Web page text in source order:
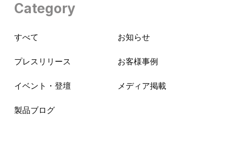
Category
すべて お知らせ
プレスリリース お客様事例
イベント・登壇 メディア掲載
製品ブログ